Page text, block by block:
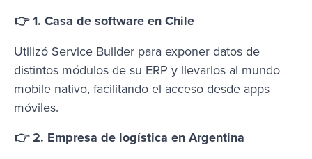
👉 1. Casa de software en Chile
Utilizó Service Builder para exponer datos de
distintos módulos de su ERP y llevarlos al mundo
mobile nativo, facilitando el acceso desde apps
móviles.
👉 2. Empresa de logística en Argentina